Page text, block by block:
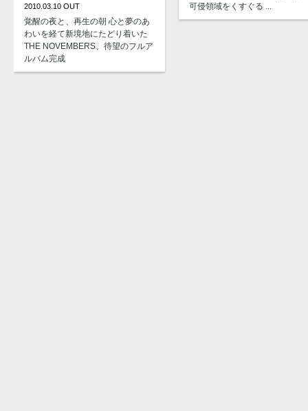
2010.03.10 OUT
覚醒の夜と、再生の朝 心と夢のあ
わいを経て新境地にたどり着いた
THE NOVEMBERS、待望のフルア
ルバム完成
可侵領域をくすぐる ...